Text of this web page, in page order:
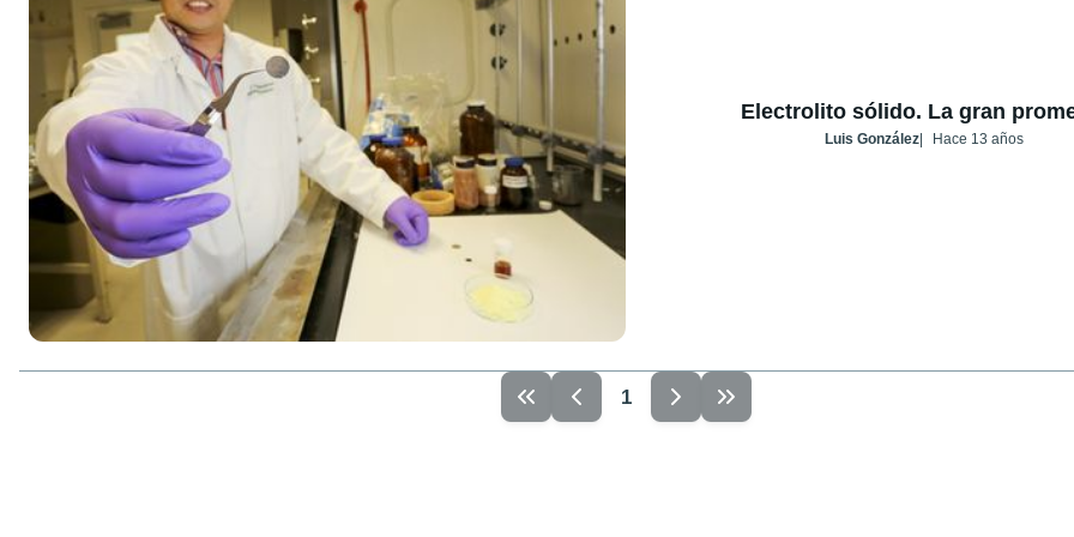
Electrolito sólido. La gran
Luis González Hace 13 años
1